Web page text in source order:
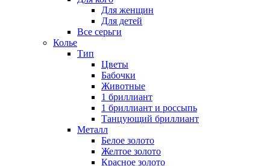
Для женщин
Для детей
Все серьги
Колье
Тип
Цветы
Бабочки
Животные
1 бриллиант
1 бриллиант и россыпь
Танцующий бриллиант
Металл
Белое золото
Желтое золото
Красное золото